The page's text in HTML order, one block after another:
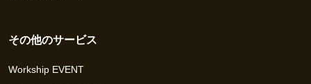
その他のサービス
Workship EVENT